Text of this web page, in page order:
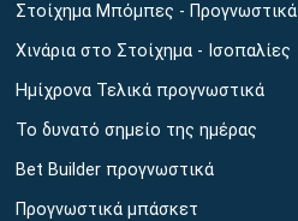
Στοίχημα Μπόμπες - Προγνωστικά
Χινάρια στο Στοίχημα - Ισοπαλίες
Ημίχρονα Τελικά προγνωστικά
Το δυνατό σημείο της ημέρας
Bet Builder προγνωστικά
Προγνωστικά μπάσκετ